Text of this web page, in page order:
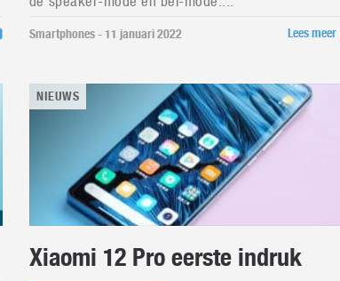
Smartphones - 11 januari 2022 Lees meer
NIEUWS
Xiaomi 12 Pro eerste indruk